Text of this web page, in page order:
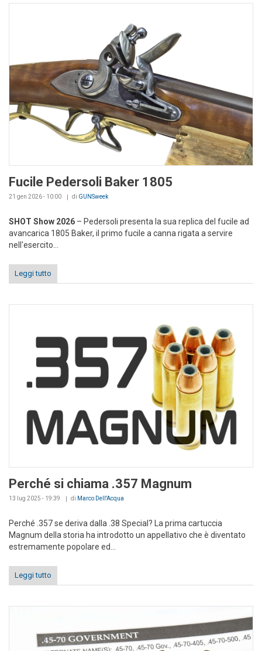
Fucile Pedersoli Baker 1805
21 gen 2026 - 10:00 di GUNSweek
SHOT Show 2026 – Pedersoli presenta la sua replica del fucile ad
avancarica 1805 Baker, il primo fucile a canna rigata a servire
nell'esercito...
Leggi tutto
Perché si chiama .357 Magnum
13 lug 2025 - 19:39 di Marco Dell'Acqua
Perché .357 se deriva dalla .38 Special? La prima cartuccia
Magnum della storia ha introdotto un appellativo che è diventato
estremamente popolare ed...
Leggi tutto